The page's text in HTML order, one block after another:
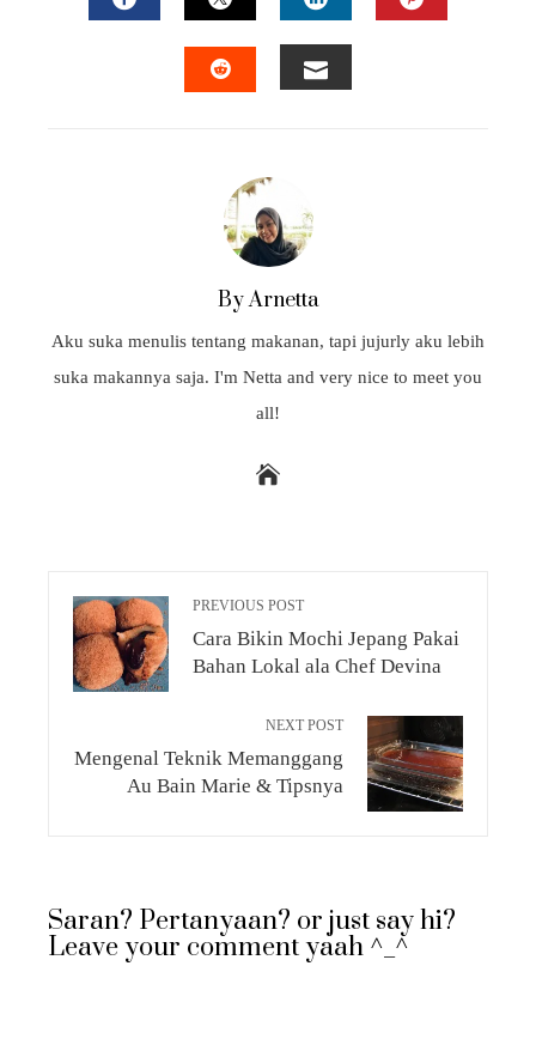
FACEBOOKTWITTERLINKEDIN
By Arnetta
Aku suka menulis tentang makanan, tapi jujurly aku lebih
suka makannya saja. I'm Netta and very nice to meet you
all!
PREVIOUS POST
Cara Bikin Mochi Jepang Pakai
Bahan Lokal ala Chef Devina
NEXT POST
Mengenal Teknik Memanggang
Au Bain Marie & Tipsnya
Saran? Pertanyaan? or just say hi?
Leave your comment yaah ^_^